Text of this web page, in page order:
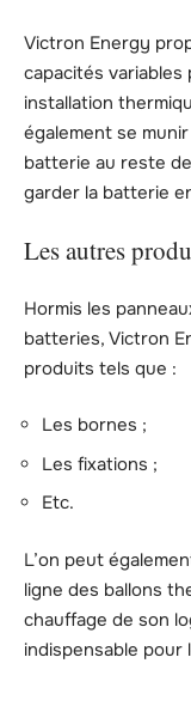
Victron Energy
capacités
installation
également se
batterie au reste
garder la batterie
Les autres
Hormis les
batteries, Victron
produits tels que :
Les bornes ;
Les fixations ;
Etc.
L’on peut
ligne des ballons
chauffage de son
indispensable pour